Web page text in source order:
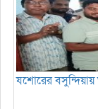
যশোরের